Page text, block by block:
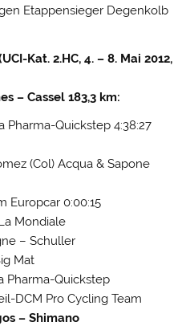
Etappensieger Degenkolb
Kat. 2.HC, 4. – 8. Mai 2012,
– Cassel 183,3 km:
Pharma-Quickstep 4:38:27
(Col) Acqua & Sapone
Europcar 0:00:15
Mondiale
– Schuller
Mat
Pharma-Quickstep
DCM Pro Cycling Team
– Shimano